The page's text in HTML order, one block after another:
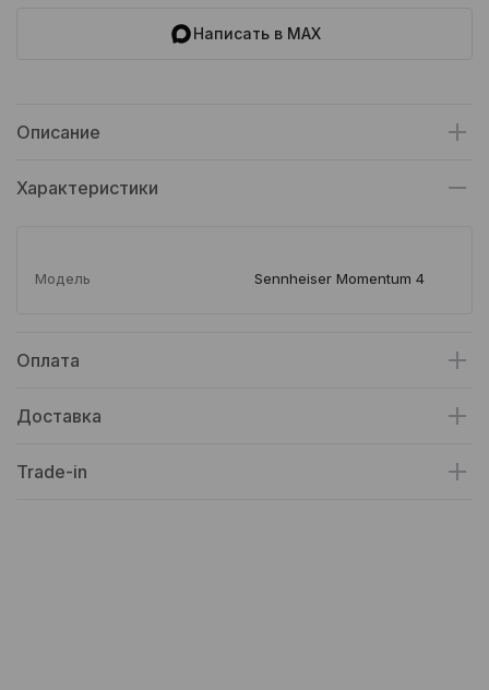
Написать в MAX
Описание
Характеристики
Модель Sennheiser Momentum 4
Оплата
Доставка
Trade-in